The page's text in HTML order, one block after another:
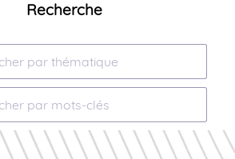
Recherche
par thématique
par mots-clés